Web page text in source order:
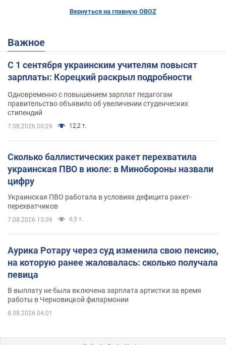
Вернуться на главную OBOZ
Важное
С 1 сентября украинским учителям повысят
зарплаты: Корецкий раскрыл подробности
Одновременно с повышением зарплат педагогам
правительство объявило об увеличении студенческих
стипендий
7.08.2026 00:29 12,2 т.
Сколько баллистических ракет перехватила
украинская ПВО в июле: в Минобороны назвали
цифру
Украинская ПВО работала в условиях дефицита ракет-
перехватчиков
7.08.2026 15:09 6,5 т.
Аурика Ротару через суд изменила свою пенсию,
на которую ранее жаловалась: сколько получала
певица
В выплату не была включена зарплата артистки за время
работы в Черновицкой филармонии
8.08.2026 04:01